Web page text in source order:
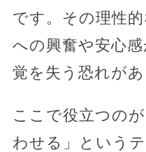
です。その理性
への興奮や安心
覚を失う恐れがあ
ここで役立つの
わせる」という